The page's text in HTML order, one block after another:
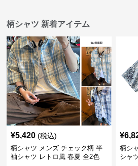
柄シャツ 新着アイテム
¥5,420 (税込)
柄シャツ メンズ チェック柄 半
袖シャツ レトロ風 春夏 全2色
¥
柄シ
シャ